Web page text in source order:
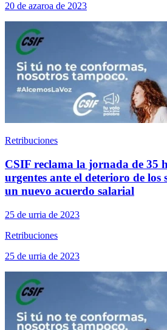
20 de azaroa de 2023
Retribuciones
CSIF reclama la jornada de 35
urgentes ante el deterioro de los
un nuevo acuerdo salarial
25 de urria de 2023
Retribuciones
25 de urria de 2023